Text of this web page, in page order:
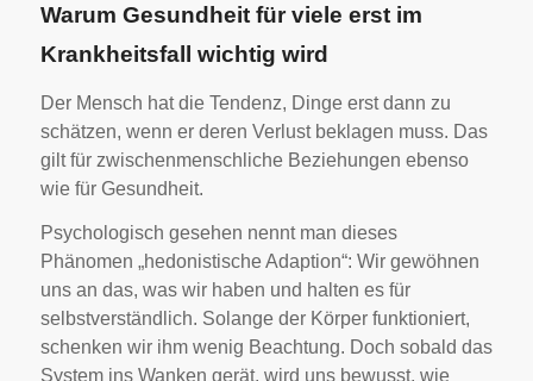
Warum Gesundheit für viele erst im
Krankheitsfall wichtig wird
Der Mensch hat die Tendenz, Dinge erst dann zu
schätzen, wenn er deren Verlust beklagen muss. Das
gilt für zwischenmenschliche Beziehungen ebenso
wie für Gesundheit.
Psychologisch gesehen nennt man dieses
Phänomen „hedonistische Adaption“: Wir gewöhnen
uns an das, was wir haben und halten es für
selbstverständlich. Solange der Körper funktioniert,
schenken wir ihm wenig Beachtung. Doch sobald das
System ins Wanken gerät, wird uns bewusst, wie